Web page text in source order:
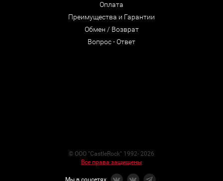
Оплата
Преимущества и Гарантии
Обмен / Возврат
Вопрос - Ответ
© ООО "CastleRock" 1992- 2026
Все права защищены
Мы в соцсетях